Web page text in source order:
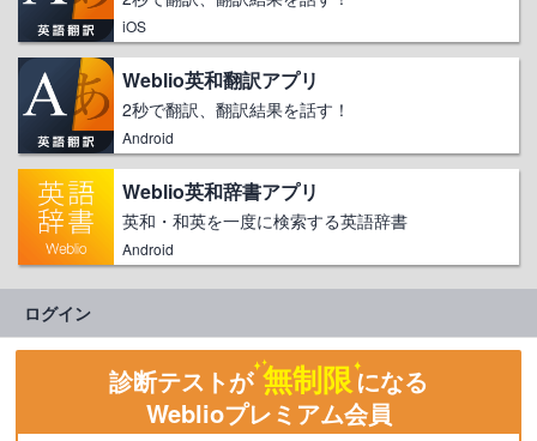
iOS
Weblio英和翻訳アプリ
2秒で翻訳、翻訳結果を話す！
Android
Weblio英和辞書アプリ
英和・和英を一度に検索する英語辞書
Android
ログイン
診断テストが 無制限になる
Weblioプレミアム会員